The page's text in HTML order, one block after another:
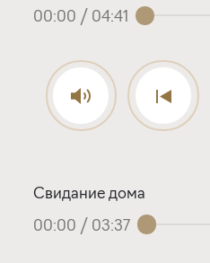
00:00 / 04:41
Свидание дома
00:00 / 03:37